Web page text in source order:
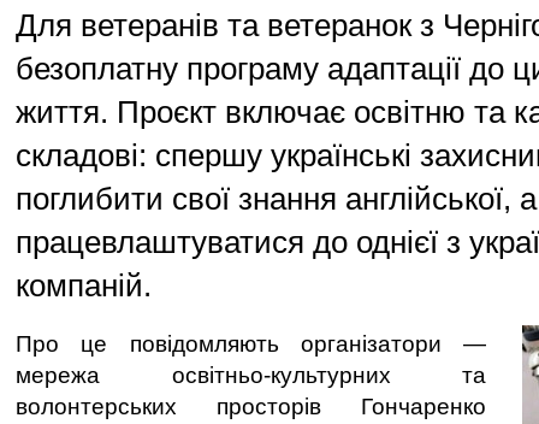
Для ветеранів та ветеранок з
безоплатну програму адаптації до
життя. Проєкт включає освітню та
складові: спершу українські
поглибити свої знання англійської,
працевлаштуватися до однієї з
компаній.
Про це повідомляють організатори —
мережа освітньо-культурних та
волонтерських просторів Гончаренко